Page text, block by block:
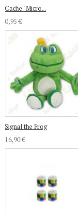
Cache "Micro...
0,95 €
Signal the Frog
16,90 €